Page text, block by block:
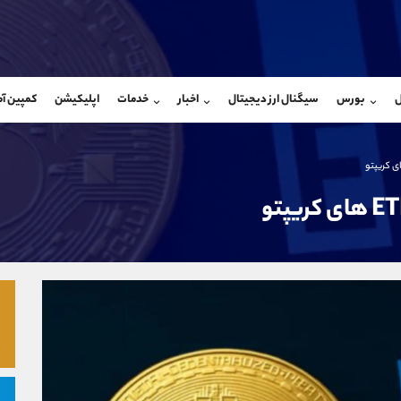
بورس سیگنال ارز دیجیتال اخبار خدمات اپلیکیشن کمپین
@Armteam_admin_por
شروع